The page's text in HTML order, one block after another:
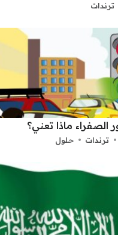
ترندات
الصفراء ماذا تعني؟
ترندات حلول